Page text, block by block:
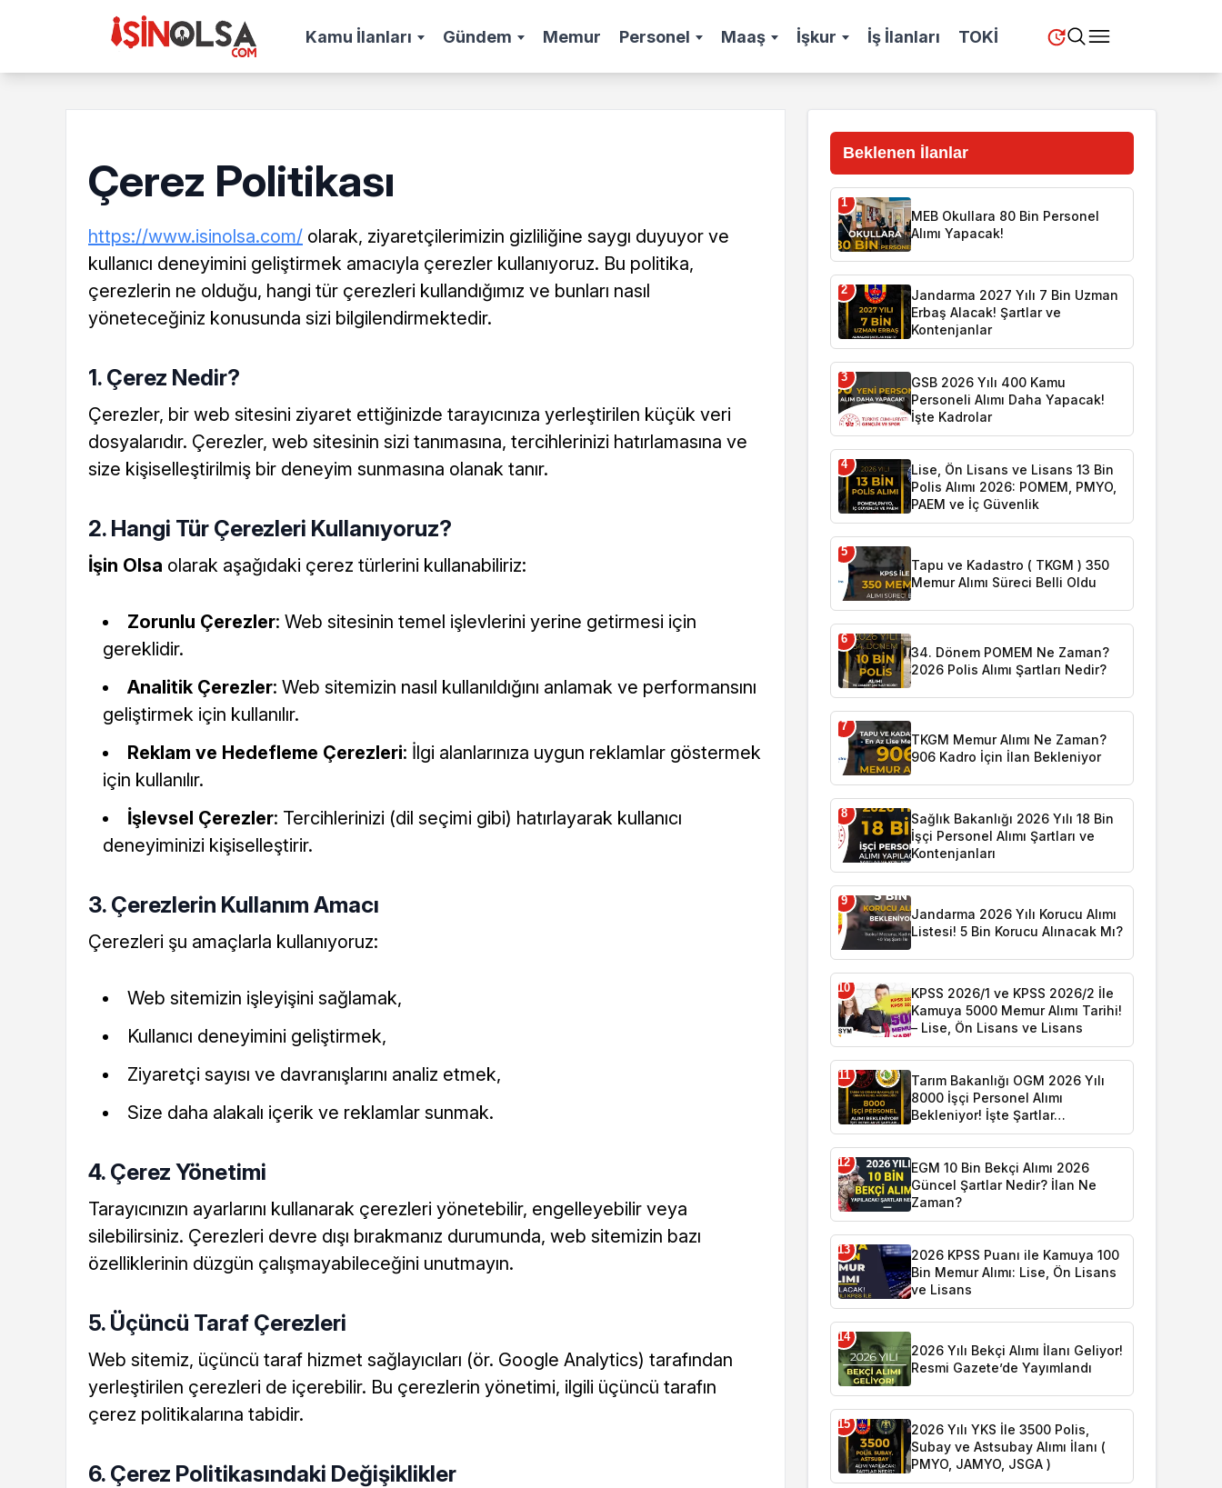
Kamu İlanları Gündem Memur Personel Maaş İşkur İş İlanları TOKİ
Çerez Politikası
https://www.isinolsa.com/ olarak, ziyaretçilerimizin gizliliğine saygı duyuyor ve
kullanıcı deneyimini geliştirmek amacıyla çerezler kullanıyoruz. Bu politika,
çerezlerin ne olduğu, hangi tür çerezleri kullandığımız ve bunları nasıl
yöneteceğiniz konusunda sizi bilgilendirmektedir.
1. Çerez Nedir?
Çerezler, bir web sitesini ziyaret ettiğinizde tarayıcınıza yerleştirilen küçük veri
dosyalarıdır. Çerezler, web sitesinin sizi tanımasına, tercihlerinizi hatırlamasına ve
size kişiselleştirilmiş bir deneyim sunmasına olanak tanır.
2. Hangi Tür Çerezleri Kullanıyoruz?
İşin Olsa olarak aşağıdaki çerez türlerini kullanabiliriz:
Zorunlu Çerezler: Web sitesinin temel işlevlerini yerine getirmesi için
gereklidir.
Analitik Çerezler: Web sitemizin nasıl kullanıldığını anlamak ve performansını
geliştirmek için kullanılır.
Reklam ve Hedefleme Çerezleri: İlgi alanlarınıza uygun reklamlar göstermek
için kullanılır.
İşlevsel Çerezler: Tercihlerinizi (dil seçimi gibi) hatırlayarak kullanıcı
deneyiminizi kişiselleştirir.
3. Çerezlerin Kullanım Amacı
Çerezleri şu amaçlarla kullanıyoruz:
Web sitemizin işleyişini sağlamak,
Kullanıcı deneyimini geliştirmek,
Ziyaretçi sayısı ve davranışlarını analiz etmek,
Size daha alakalı içerik ve reklamlar sunmak.
4. Çerez Yönetimi
Tarayıcınızın ayarlarını kullanarak çerezleri yönetebilir, engelleyebilir veya
silebilirsiniz. Çerezleri devre dışı bırakmanız durumunda, web sitemizin bazı
özelliklerinin düzgün çalışmayabileceğini unutmayın.
5. Üçüncü Taraf Çerezleri
Web sitemiz, üçüncü taraf hizmet sağlayıcıları (ör. Google Analytics) tarafından
yerleştirilen çerezleri de içerebilir. Bu çerezlerin yönetimi, ilgili üçüncü tarafın
çerez politikalarına tabidir.
6. Çerez Politikasındaki Değişiklikler
Beklenen İlanlar
1
MEB Okullara 80 Bin Personel
Alımı Yapacak!
2
Jandarma 2027 Yılı 7 Bin Uzman
Erbaş Alacak! Şartlar ve
Kontenjanlar
3
GSB 2026 Yılı 400 Kamu
Personeli Alımı Daha Yapacak!
İşte Kadrolar
4
Lise, Ön Lisans ve Lisans 13 Bin
Polis Alımı 2026: POMEM, PMYO,
PAEM ve İç Güvenlik
5
Tapu ve Kadastro ( TKGM ) 350
Memur Alımı Süreci Belli Oldu
6
34. Dönem POMEM Ne Zaman?
2026 Polis Alımı Şartları Nedir?
7
TKGM Memur Alımı Ne Zaman?
906 Kadro İçin İlan Bekleniyor
8
Sağlık Bakanlığı 2026 Yılı 18 Bin
İşçi Personel Alımı Şartları ve
Kontenjanları
9
Jandarma 2026 Yılı Korucu Alımı
Listesi! 5 Bin Korucu Alınacak Mı?
10
KPSS 2026/1 ve KPSS 2026/2 İle
Kamuya 5000 Memur Alımı Tarihi!
– Lise, Ön Lisans ve Lisans
11
Tarım Bakanlığı OGM 2026 Yılı
8000 İşçi Personel Alımı
Bekleniyor! İşte Şartlar…
12
EGM 10 Bin Bekçi Alımı 2026
Güncel Şartlar Nedir? İlan Ne
Zaman?
13
2026 KPSS Puanı ile Kamuya 100
Bin Memur Alımı: Lise, Ön Lisans
ve Lisans
14
2026 Yılı Bekçi Alımı İlanı Geliyor!
Resmi Gazete’de Yayımlandı
15
2026 Yılı YKS İle 3500 Polis,
Subay ve Astsubay Alımı İlanı (
PMYO, JAMYO, JSGA )